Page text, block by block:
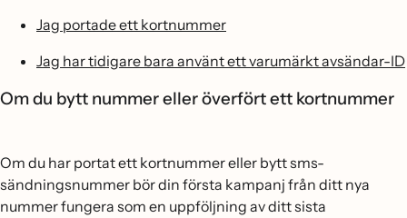
Jag portade ett kortnummer
Jag har tidigare bara använt ett varumärkt avsändar-ID
Om du bytt nummer eller överfört ett kortnummer
Om du har portat ett kortnummer eller bytt sms-
sändningsnummer bör din första kampanj från ditt nya
nummer fungera som en uppföljning av ditt sista